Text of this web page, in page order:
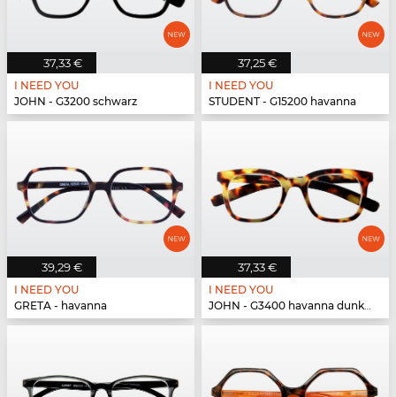
37,33 €
I NEED YOU
JOHN - G3200 schwarz
37,25 €
I NEED YOU
STUDENT - G15200 havanna
39,29 €
I NEED YOU
GRETA - havanna
37,33 €
I NEED YOU
JOHN - G3400 havanna dunkel